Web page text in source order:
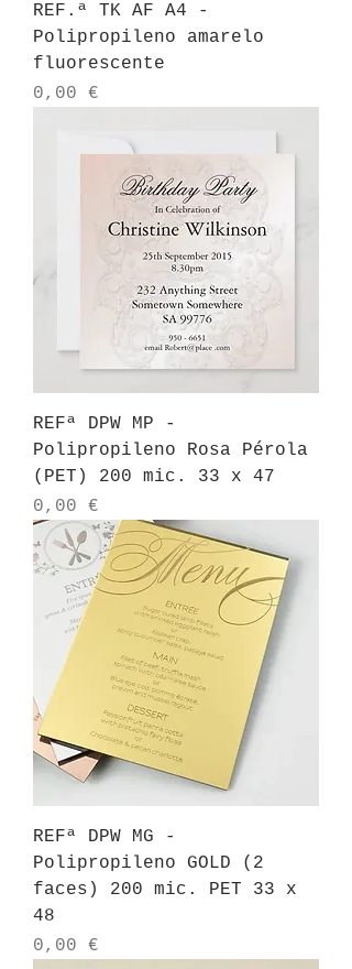
REF.ª TK AF A4 -
Polipropileno amarelo
fluorescente
Preço
0,00 €
REFª DPW MP -
Polipropileno Rosa Pérola
(PET) 200 mic. 33 x 47
Preço
0,00 €
REFª DPW MG -
Polipropileno GOLD (2
faces) 200 mic. PET 33 x
48
Preço
0,00 €